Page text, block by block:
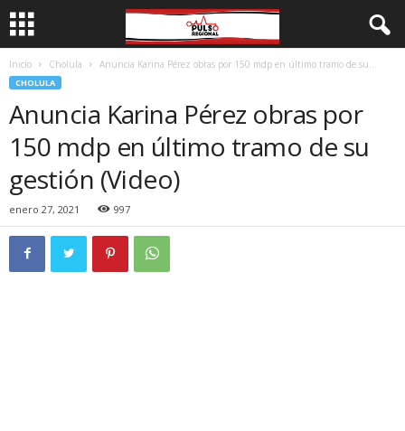
Inicio Cholula Anuncia Karina Pérez obras por 150 mdp en último tramo de su...
CHOLULA
Anuncia Karina Pérez obras por
150 mdp en último tramo de su
gestión (Video)
enero 27, 2021 997